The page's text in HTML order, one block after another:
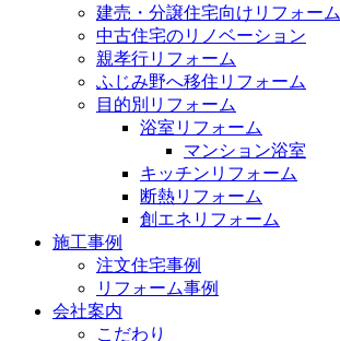
建売・分譲住宅向けリフォーム
中古住宅のリノベーション
親孝行リフォーム
ふじみ野へ移住リフォーム
目的別リフォーム
浴室リフォーム
マンション浴室
キッチンリフォーム
断熱リフォーム
創エネリフォーム
施工事例
注文住宅事例
リフォーム事例
会社案内
こだわり